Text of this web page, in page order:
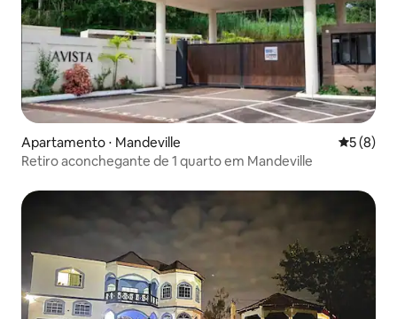
Apartamento ⋅ Mandeville 5 de
5 (8)
Retiro aconchegante de 1 quarto em Mandeville